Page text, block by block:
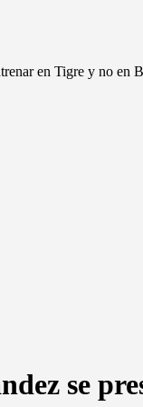
en Tigre y no en
se